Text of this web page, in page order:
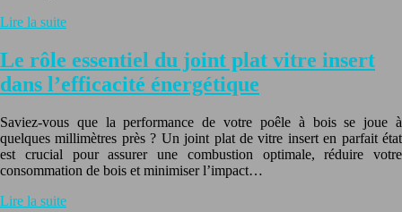
Lire la suite
Le rôle essentiel du joint plat vitre insert
dans l’efficacité énergétique
Saviez-vous que la performance de votre poêle à bois se joue à
quelques millimètres près ? Un joint plat de vitre insert en parfait état
est crucial pour assurer une combustion optimale, réduire votre
consommation de bois et minimiser l’impact…
Lire la suite